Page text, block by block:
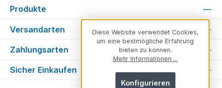
Produkte
Versandarten
Zahlungsarten
Sicher Einkaufen
Diese Website verwendet Cookies,
um eine bestmögliche Erfahrung
bieten zu können.
Mehr Informationen ...
Konfigurieren